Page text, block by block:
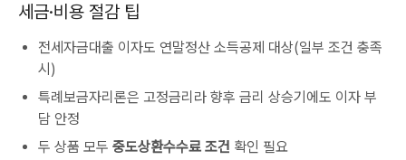
세금·비용 절감 팁
전세자금대출 이자도 연말정산 소득공제 대상(일부 조건 충족
시)
특례보금자리론은 고정금리라 향후 금리 상승기에도 이자 부
담 안정
두 상품 모두 중도상환수수료 조건 확인 필요